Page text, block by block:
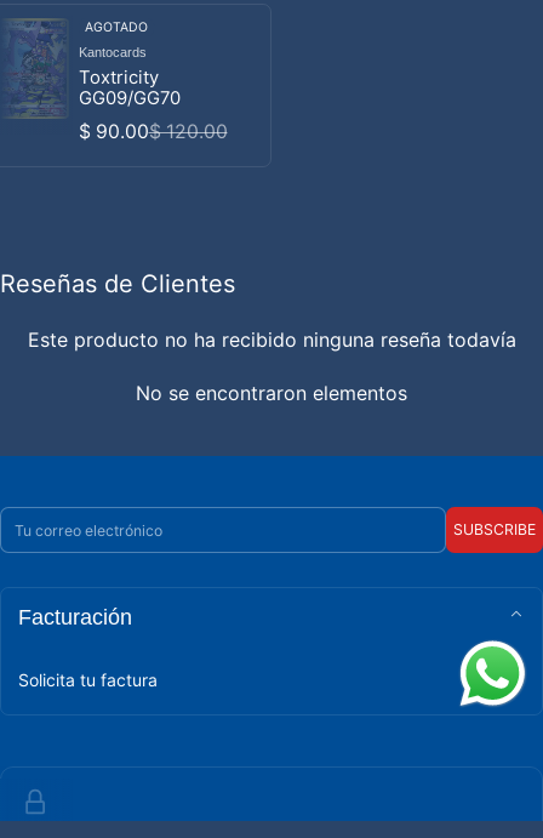
AGOTADO
Proveedor:
Kantocards
Toxtricity
GG09/GG70
Precio de venta
$ 90.00
Precio habitual
$ 120.00
Reseñas de Clientes
Este producto no ha recibido ninguna reseña todavía
No se encontraron elementos
Correo electrónico
SUBSCRIBE
Facturación
Solicita tu factura